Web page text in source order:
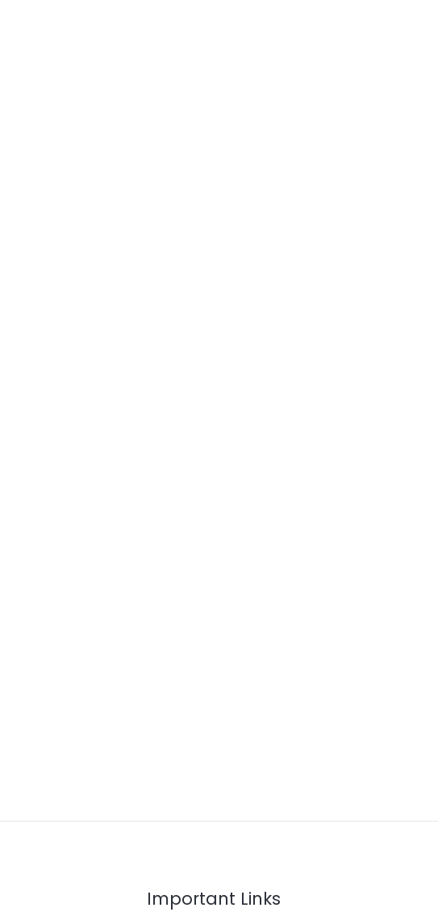
Important Links